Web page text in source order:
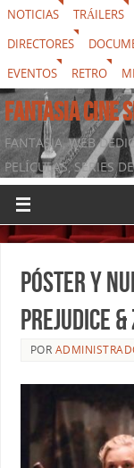
NOTICIAS TRÁILERS
DIRECTORES
EVENTOS
RETRO
FANTASIA CINE
FANTASIA, WEB
PELÍCULAS, SERIES
DVD & BLURAY,
SÉPTIMO ARTE
Póster y
Prejudice &
POR